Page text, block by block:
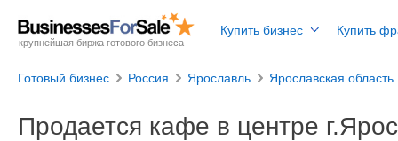
крупнейшая биржа готового бизнеса
Купить бизнес Купить
Готовый бизнес Россия Ярославль Ярославская область
Продается кафе в центре